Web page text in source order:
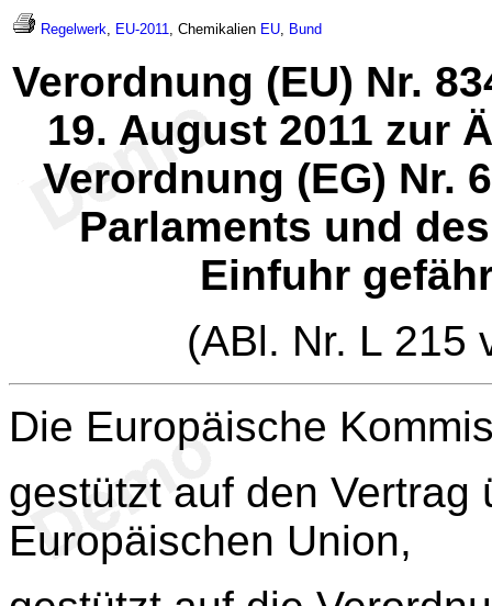
Regelwerk, EU-2011, Chemikalien EU, Bund
Verordnung (EU) Nr.
19. August 2011 zur
Verordnung (EG) Nr.
Parlaments und
Einfuhr
(ABl. Nr. L 215
Die Europäische
gestützt auf den Vertrag
Europäischen Union,